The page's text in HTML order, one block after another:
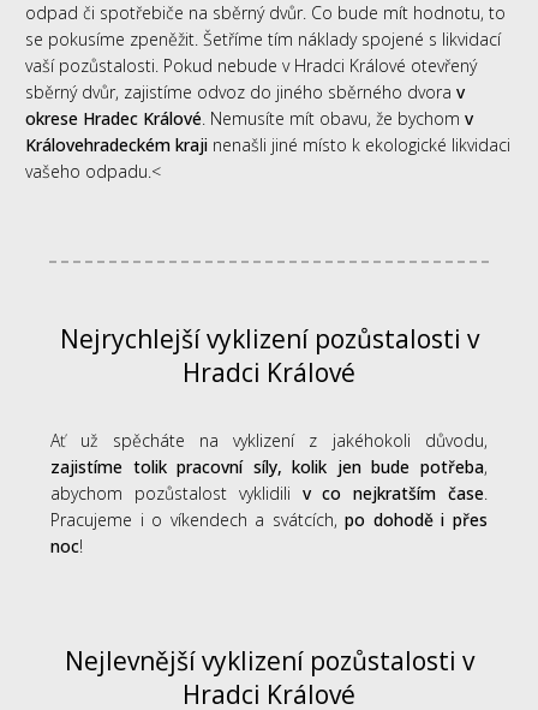
odpad či spotřebiče na sběrný dvůr. Co bude mít hodnotu, to
se pokusíme zpeněžit. Šetříme tím náklady spojené s likvidací
vaší pozůstalosti. Pokud nebude v Hradci Králové otevřený
sběrný dvůr, zajistíme odvoz do jiného sběrného dvora v
okrese Hradec Králové. Nemusíte mít obavu, že bychom v
Královehradeckém kraji nenašli jiné místo k ekologické likvidaci
vašeho odpadu.<
Nejrychlejší vyklizení pozůstalosti v
Hradci Králové
Ať už spěcháte na vyklizení z jakéhokoli důvodu,
zajistíme tolik pracovní síly, kolik jen bude potřeba,
abychom pozůstalost vyklidili v co nejkratším čase.
Pracujeme i o víkendech a svátcích,po dohodě i přes
noc!
Nejlevnější vyklizení pozůstalosti v
Hradci Králové